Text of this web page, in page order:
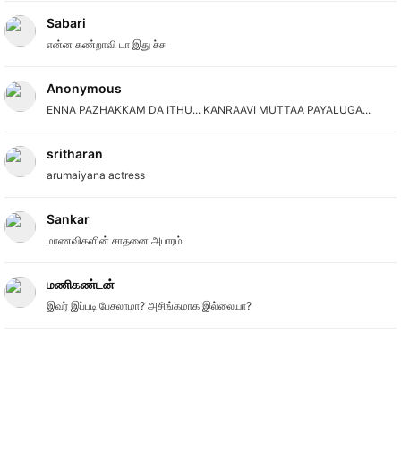
Sabari
என்ன கண்றாவி டா இது ச்ச
Anonymous
ENNA PAZHAKKAM DA ITHU... KANRAAVI MUTTAA PAYALUGA...
sritharan
arumaiyana actress
Sankar
மாணவிகளின் சாதனை அபாரம்
மணிகண்டன்
இவர் இப்படி பேசலாமா? அசிங்கமாக இல்லையா?